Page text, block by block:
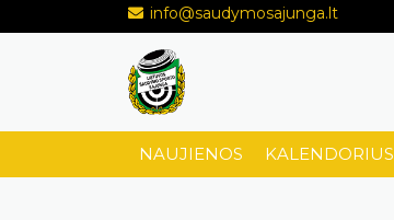
info@saudymosajunga.lt
NAUJIENOS KALENDORIUS